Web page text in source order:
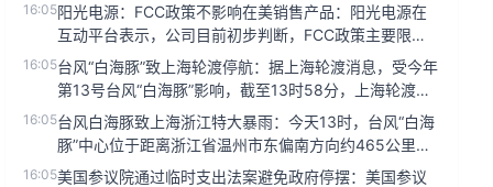
16:05阳光电源：FCC政策不影响在美销售产品：阳光电源在
互动平台表示，公司目前初步判断，FCC政策主要限制
新产品认证，不影响已...
16:05台风“白海豚”致上海轮渡停航：据上海轮渡消息，受今年
第13号台风“白海豚”影响，截至13时58分，上海轮渡已
全面停止运营...
16:05台风白海豚致上海浙江特大暴雨：今天13时，台风“白海
豚”中心位于距离浙江省温州市东偏南方向约465公里的
洋面上，中心附近...
16:05美国参议院通过临时支出法案避免政府停摆：美国参议